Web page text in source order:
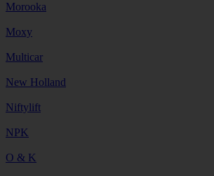
Morooka
Moxy
Multicar
New Holland
Niftylift
NPK
O & K